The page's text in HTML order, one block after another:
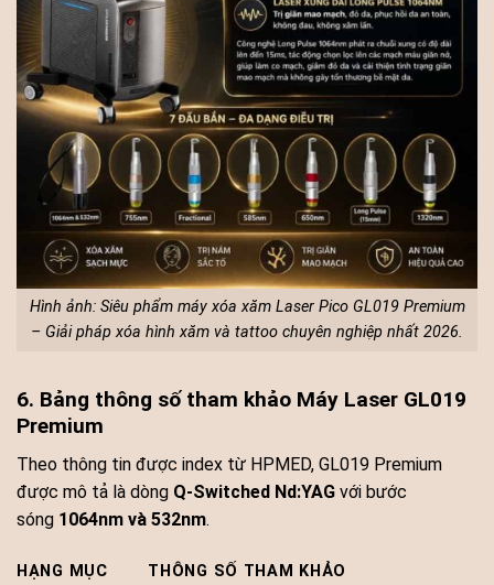
Hình ảnh: Siêu phẩm máy xóa xăm Laser Pico GL019 Premium
– Giải pháp xóa hình xăm và tattoo chuyên nghiệp nhất 2026.
6. Bảng thông số tham khảo Máy Laser GL019
Premium
Theo thông tin được index từ HPMED, GL019 Premium
được mô tả là dòng Q-Switched Nd:YAG với bước
sóng 1064nm và 532nm.
HẠNG MỤC
THÔNG SỐ THAM KHẢO